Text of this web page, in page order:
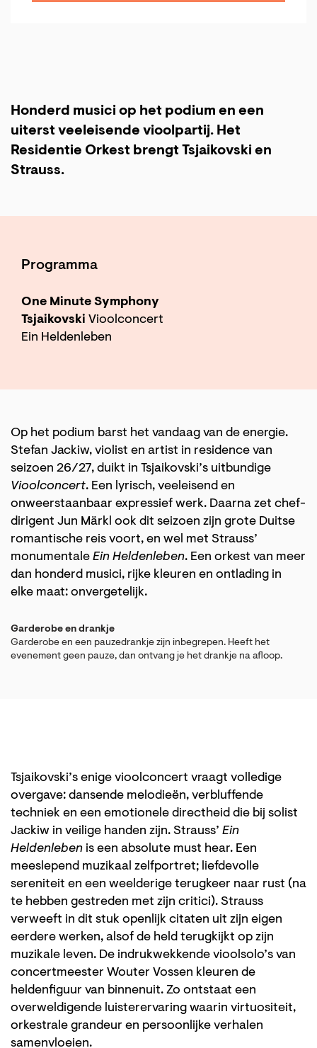
Honderd musici op het podium en een
uiterst veeleisende vioolpartij. Het
Residentie Orkest brengt Tsjaikovski en
Strauss.
Programma
One Minute Symphony
Tsjaikovski Vioolconcert
Ein Heldenleben
Op het podium barst het vandaag van de energie.
Stefan Jackiw, violist en artist in residence van
seizoen 26/27, duikt in Tsjaikovski’s uitbundige
Vioolconcert. Een lyrisch, veeleisend en
onweerstaanbaar expressief werk. Daarna zet chef-
dirigent Jun Märkl ook dit seizoen zijn grote Duitse
romantische reis voort, en wel met Strauss’
monumentale Ein Heldenleben. Een orkest van meer
dan honderd musici, rijke kleuren en ontlading in
elke maat: onvergetelijk.
Garderobe en drankje
Garderobe en een pauzedrankje zijn inbegrepen. Heeft het
evenement geen pauze, dan ontvang je het drankje na afloop.
Tsjaikovski’s enige vioolconcert vraagt volledige
overgave: dansende melodieën, verbluffende
techniek en een emotionele directheid die bij solist
Jackiw in veilige handen zijn. Strauss’ Ein
Heldenleben is een absolute must hear. Een
meeslepend muzikaal zelfportret; liefdevolle
sereniteit en een weelderige terugkeer naar rust (na
te hebben gestreden met zijn critici). Strauss
verweeft in dit stuk openlijk citaten uit zijn eigen
eerdere werken, alsof de held terugkijkt op zijn
muzikale leven. De indrukwekkende vioolsolo’s van
concertmeester Wouter Vossen kleuren de
heldenfiguur van binnenuit. Zo ontstaat een
overweldigende luisterervaring waarin virtuositeit,
orkestrale grandeur en persoonlijke verhalen
samenvloeien.